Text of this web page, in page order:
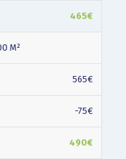
465€
M²
565€
-75€
490€